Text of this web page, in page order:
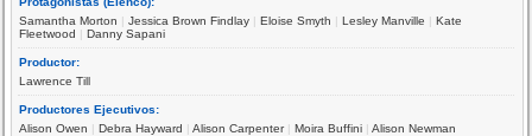
Samantha Morton |Jessica Brown Findlay |Eloise Smyth |Lesley Manville |Kate
Fleetwood |Danny Sapani
Productor:
Lawrence Till
Productores Ejecutivos:
Alison Owen |Debra Hayward |Alison Carpenter|Moira Buffini |Alison Newman